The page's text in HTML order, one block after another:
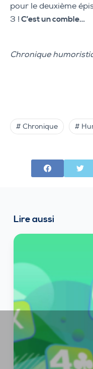
pour le deuxième
3 ! C’est un comble…
Chronique
# Chronique #
Lire aussi